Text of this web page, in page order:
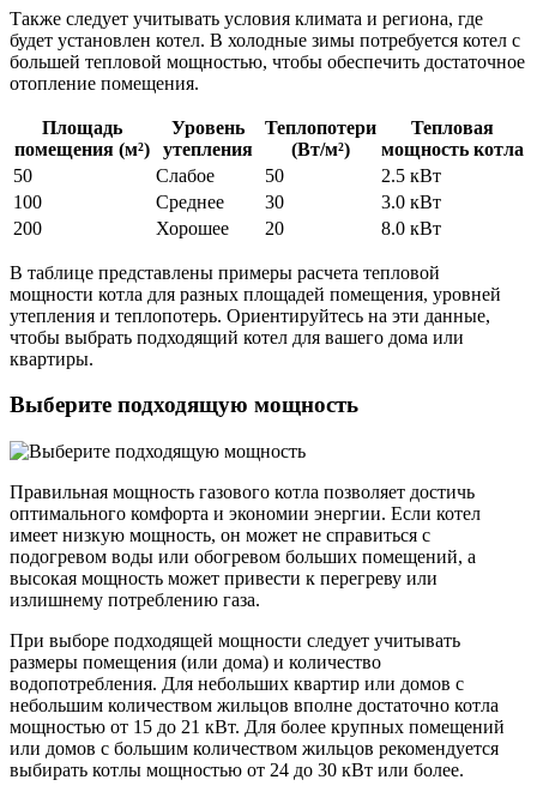
Также следует учитывать условия климата и региона, где
будет установлен котел. В холодные зимы потребуется котел с
большей тепловой мощностью, чтобы обеспечить достаточное
отопление помещения.
Площадь
помещения (м²)
Уровень
утепления
Теплопотери
(Вт/м²)
Тепловая
мощность котла
50
Слабое 50
2.5 кВт
100
Среднее 30
3.0 кВт
200
Хорошее 20 8.0 кВт
В таблице представлены примеры расчета тепловой
мощности котла для разных площадей помещения, уровней
утепления и теплопотерь. Ориентируйтесь на эти данные,
чтобы выбрать подходящий котел для вашего дома или
квартиры.
Выберите подходящую мощность
Правильная мощность газового котла позволяет достичь
оптимального комфорта и экономии энергии. Если котел
имеет низкую мощность, он может не справиться с
подогревом воды или обогревом больших помещений, а
высокая мощность может привести к перегреву или
излишнему потреблению газа.
При выборе подходящей мощности следует учитывать
размеры помещения (или дома) и количество
водопотребления. Для небольших квартир или домов с
небольшим количеством жильцов вполне достаточно котла
мощностью от 15 до 21 кВт. Для более крупных помещений
или домов с большим количеством жильцов рекомендуется
выбирать котлы мощностью от 24 до 30 кВт или более.